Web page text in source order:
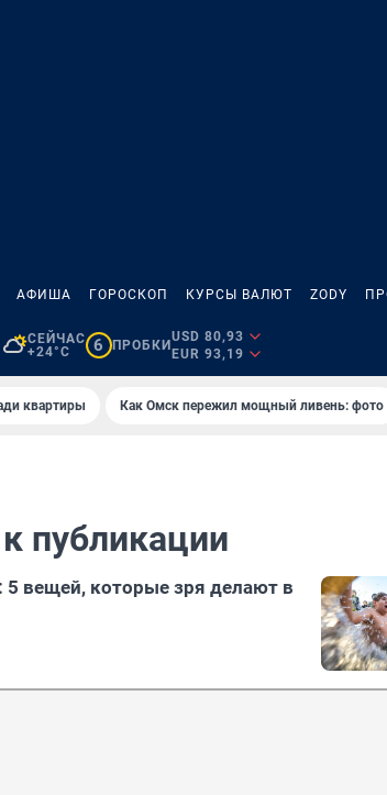
АФИША ГОРОСКОП КУРСЫ ВАЛЮТ ZODY
СЕЙЧАС
+24°C
6 ПРОБКИ
USD 80,93
EUR 93,19
квартиры Как Омск пережил мощный ливень: фото
публикации
вещей, которые зря делают в